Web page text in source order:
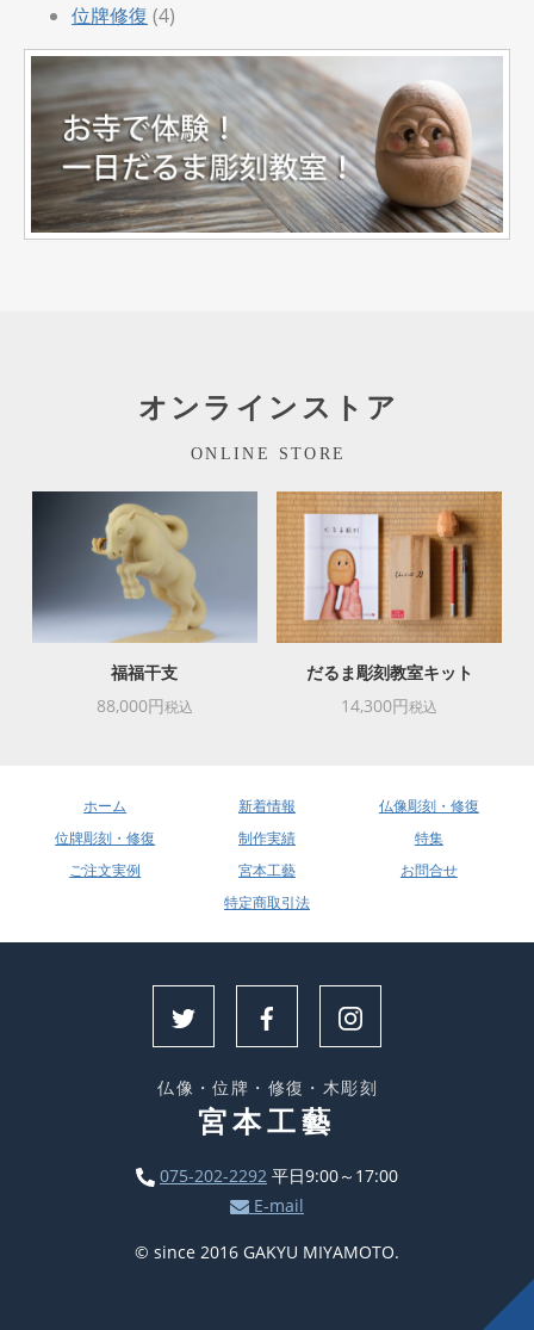
位牌修復 (4)
オンラインストア
ONLINE STORE
福福干支
88,000円税込
だるま彫刻教室キット
14,300円税込
ホーム 新着情報
仏像彫刻・修復
位牌彫刻・修復
制作実績
特集
ご注文実例
宮本工藝
お問合せ
特定商取引法
仏像・位牌・修復・木彫刻
宮本工藝
075-202-2292 平日9:00～17:00
E-mail
© since 2016 GAKYU MIYAMOTO.